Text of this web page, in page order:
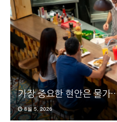
가장 중요한 현안은 물가
8월 5, 2026